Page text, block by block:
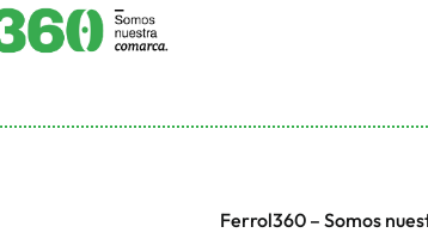
Ferrol360 – Somos